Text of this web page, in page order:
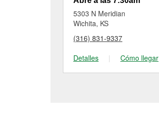
5303 N Meridian
Wichita, KS
(316) 831-9337
Detalles
| Cómo llegar